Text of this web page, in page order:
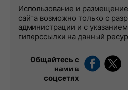
Использование и
сайта возможно только с
администрации и с
гиперссылки на данный
Общайтесь с
нами в
соцсетях